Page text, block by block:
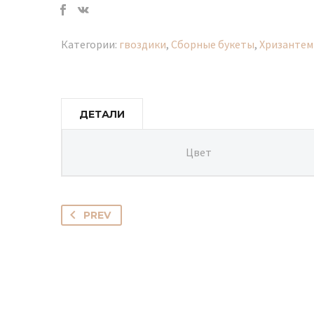
Категории: гвоздики, Сборные букеты,
ДЕТАЛИ
Цвет
PREV